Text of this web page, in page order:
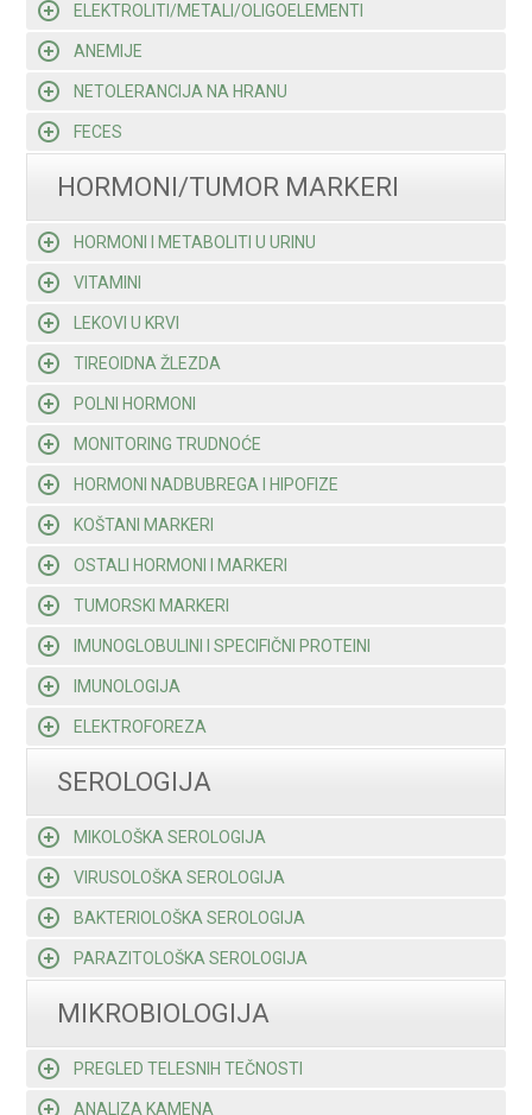
ELEKTROLITI/METALI/OLIGOELEMENTI
ANEMIJE
NETOLERANCIJA NA HRANU
FECES
HORMONI/TUMOR MARKERI
HORMONI I METABOLITI U URINU
VITAMINI
LEKOVI U KRVI
TIREOIDNA ŽLEZDA
POLNI HORMONI
MONITORING TRUDNOĆE
HORMONI NADBUBREGA I HIPOFIZE
KOŠTANI MARKERI
OSTALI HORMONI I MARKERI
TUMORSKI MARKERI
IMUNOGLOBULINI I SPECIFIČNI PROTEINI
IMUNOLOGIJA
ELEKTROFOREZA
SEROLOGIJA
MIKOLOŠKA SEROLOGIJA
VIRUSOLOŠKA SEROLOGIJA
BAKTERIOLOŠKA SEROLOGIJA
PARAZITOLOŠKA SEROLOGIJA
MIKROBIOLOGIJA
PREGLED TELESNIH TEČNOSTI
ANALIZA KAMENA